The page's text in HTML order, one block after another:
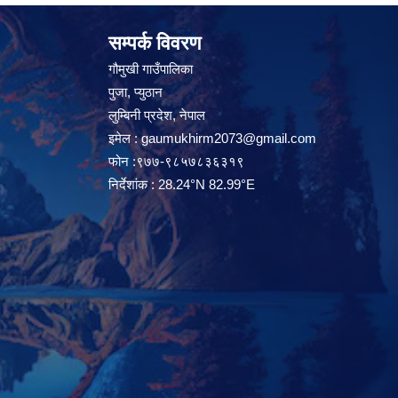
सम्पर्क विवरण
गौमुखी गाउँपालिका
पुजा, प्युठान
लुम्बिनी प्रदेश, नेपाल
इमेल :gaumukhirm2073@gmail.com
फोन :९७७-९८५७८३६३१९
निर्देशांक : 28.24°N 82.99°E